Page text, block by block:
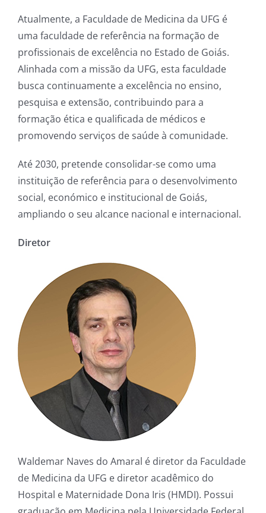
Atualmente, a Faculdade de Medicina da UFG é
uma faculdade de referência na formação de
profissionais de excelência no Estado de Goiás.
Alinhada com a missão da UFG, esta faculdade
busca continuamente a excelência no ensino,
pesquisa e extensão, contribuindo para a
formação ética e qualificada de médicos e
promovendo serviços de saúde à comunidade.
Até 2030, pretende consolidar-se como uma
instituição de referência para o desenvolvimento
social, económico e institucional de Goiás,
ampliando o seu alcance nacional e internacional.
Diretor
Waldemar Naves do Amaral é diretor da Faculdade
de Medicina da UFG e diretor acadêmico do
Hospital e Maternidade Dona Iris (HMDI). Possui